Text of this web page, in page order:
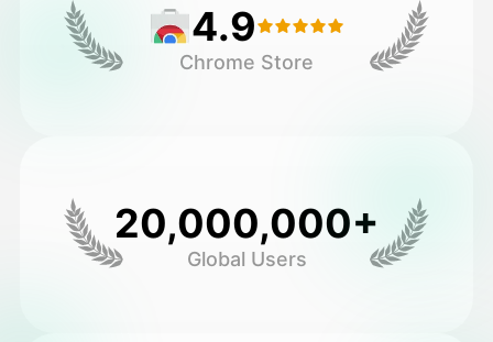
4.9
Chrome Store
20,000,000+
Global Users